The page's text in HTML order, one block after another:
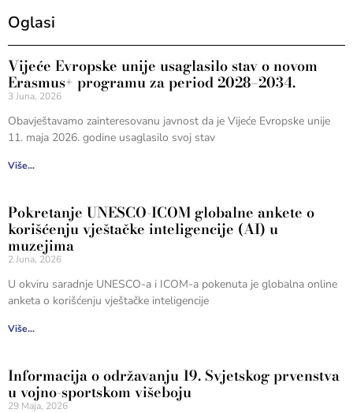
Oglasi
Vijeće Evropske unije usaglasilo stav o novom
Erasmus+ programu za period 2028–2034.
3 Juna, 2026
Obavještavamo zainteresovanu javnost da je Vijeće Evropske unije
11. maja 2026. godine usaglasilo svoj stav
Više...
Pokretanje UNESCO-ICOM globalne ankete o
korišćenju vještačke inteligencije (AI) u
muzejima
2 Juna, 2026
U okviru saradnje UNESCO-a i ICOM-a pokenuta je globalna online
anketa o korišćenju vještačke inteligencije
Više...
Informacija o održavanju 19. Svjetskog prvenstva
u vojno-sportskom višeboju
29 Maja, 2026